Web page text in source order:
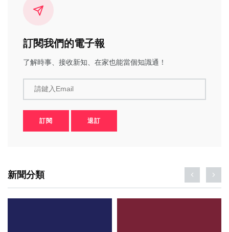
訂閱我們的電子報
了解時事、接收新知、在家也能當個知識通！
請鍵入Email
訂閱 退訂
新聞分類